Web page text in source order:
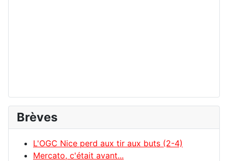
Brèves
L'OGC Nice perd aux tir aux buts (2-4)
Mercato, c'était avant...